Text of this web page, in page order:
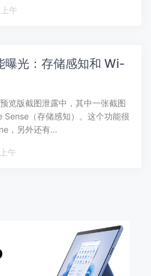
日, 9:12 上午
光：存储感知和 Wi-
览版截图泄露中，其中一张截图
Sense（存储感知）。这个功能很
，另外还有…
, 8:44 上午